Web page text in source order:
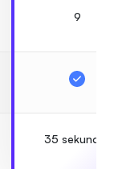
9
35 sekunder